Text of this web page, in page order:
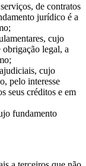
de contratos
jurídico é a
cujo
legal, a
cujo
pelo interesse
seus créditos e em
fundamento